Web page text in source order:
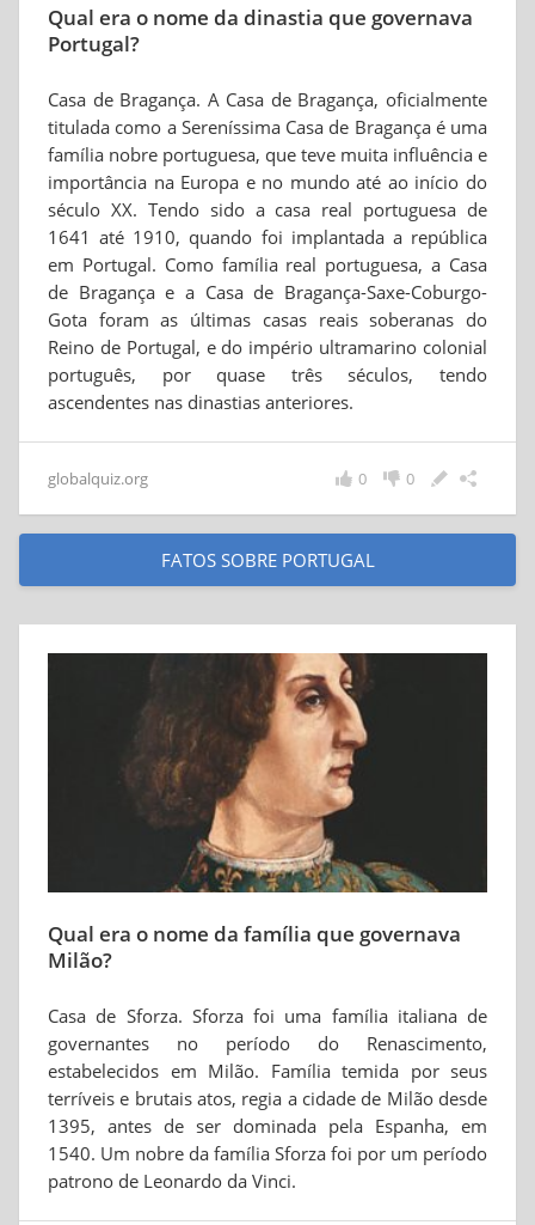
Qual era o nome da dinastia que governava
Portugal?
Casa de Bragança. A Casa de Bragança, oficialmente
titulada como a Sereníssima Casa de Bragança é uma
família nobre portuguesa, que teve muita influência e
importância na Europa e no mundo até ao início do
século XX. Tendo sido a casa real portuguesa de
1641 até 1910, quando foi implantada a república
em Portugal. Como família real portuguesa, a Casa
de Bragança e a Casa de Bragança-Saxe-Coburgo-
Gota foram as últimas casas reais soberanas do
Reino de Portugal, e do império ultramarino colonial
português, por quase três séculos, tendo
ascendentes nas dinastias anteriores.
globalquiz.org 0
0
FATOS SOBRE PORTUGAL
Qual era o nome da família que governava
Milão?
Casa de Sforza. Sforza foi uma família italiana de
governantes no período do Renascimento,
estabelecidos em Milão. Família temida por seus
terríveis e brutais atos, regia a cidade de Milão desde
1395, antes de ser dominada pela Espanha, em
1540. Um nobre da família Sforza foi por um período
patrono de Leonardo da Vinci.